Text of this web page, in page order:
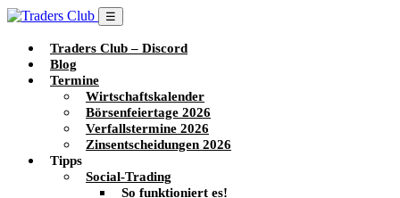
☰
Traders Club – Discord
Blog
Termine
Wirtschaftskalender
Börsenfeiertage 2026
Verfallstermine 2026
Zinsentscheidungen 2026
Tipps
Social-Trading
So funktioniert es!